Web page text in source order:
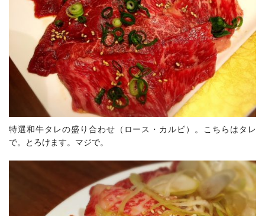
特選和牛タレの盛り合わせ（ロース・カルビ）。こちらはタレ
で。とろけます。マジで。